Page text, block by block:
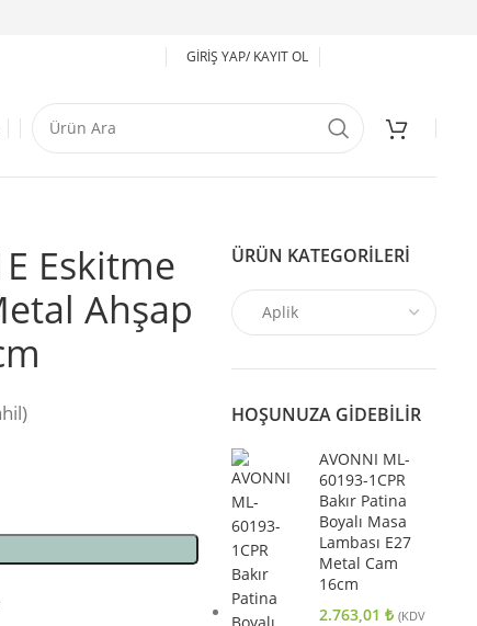
GIRIŞ YAP/ KAYIT OL
Eskitme
Ahşap
ÜRÜN KATEGORILERI
HOŞUNUZA GIDEBILIR
AVONNI ML-
60193-1CPR
Bakır Patina
Boyalı Masa
Lambası E27
Metal Cam
16cm
2.763,01₺ (KDV